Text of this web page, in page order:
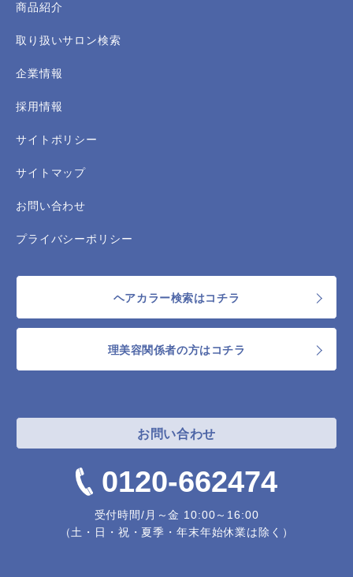
商品紹介
取り扱いサロン検索
企業情報
採用情報
サイトポリシー
サイトマップ
お問い合わせ
プライバシーポリシー
ヘアカラー検索はコチラ
理美容関係者の方はコチラ
お問い合わせ
0120-662474
受付時間/月～金 10:00～16:00
（土・日・祝・夏季・年末年始休業は除く）